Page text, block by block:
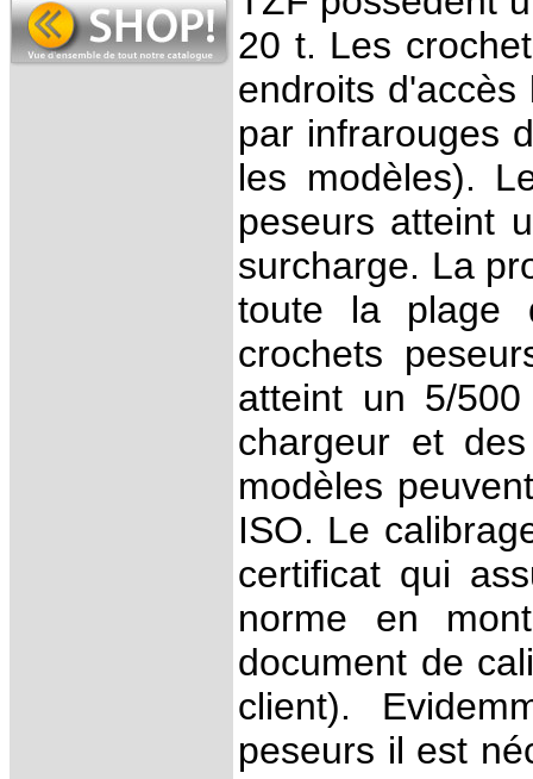
20 t. Les
endroits
par infrarouges
les modèles).
peseurs atteint
surcharge. La
toute la plage
crochets
atteint un 5/
chargeur et
modèles
ISO. Le
certificat qui
norme en
document de
client).
peseurs il est